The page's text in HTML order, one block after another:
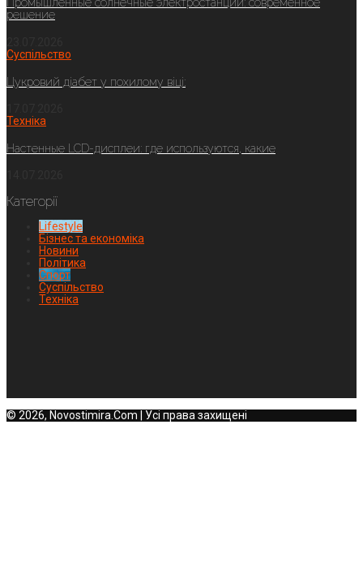
Промышленные солнечные электростанции: современное
решение
Суспільство
Цукровий діабет у похилому віці:
Техніка
Настенные LCD-дисплеи: где используются, какие
Категорії
Lifestyle
Бізнес та економіка
Новини
Політика
Спорт
Суспільство
Техніка
© 2026, Novostimira.Com | Усі права захищені